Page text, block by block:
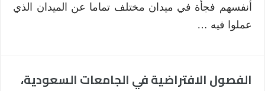
أنفسهم فجأة في ميدان مختلف تماما عن الميدان الذي
عملوا فيه …
الفصول الافتراضية في الجامعات السعودية،